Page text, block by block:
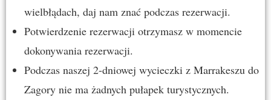
wielbłądach, daj nam znać podczas rezerwacji.
Potwierdzenie rezerwacji otrzymasz w momencie
dokonywania rezerwacji.
Podczas naszej 2-dniowej wycieczki z Marrakeszu do
Zagory nie ma żadnych pułapek turystycznych.